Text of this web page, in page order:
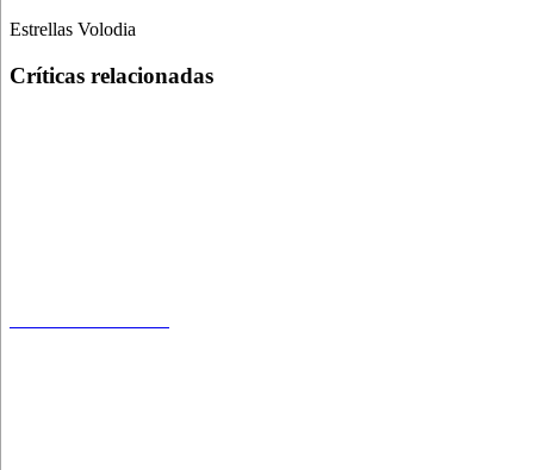
Estrellas Volodia
Críticas relacionadas